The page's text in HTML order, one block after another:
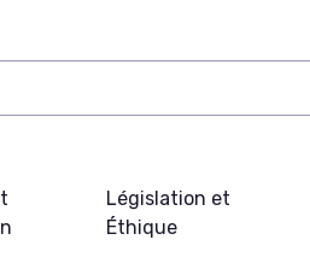
Législation et
Éthique